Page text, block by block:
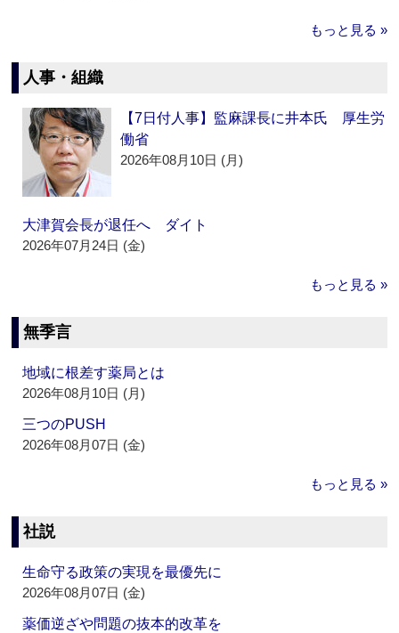
もっと見る »
人事・組織
【7日付人事】監麻課長に井本氏 厚生労
働省
2026年08月10日 (月)
大津賀会長が退任へ ダイト
2026年07月24日 (金)
もっと見る »
無季言
地域に根差す薬局とは
2026年08月10日 (月)
三つのPUSH
2026年08月07日 (金)
もっと見る »
社説
生命守る政策の実現を最優先に
2026年08月07日 (金)
薬価逆ざや問題の抜本的改革を